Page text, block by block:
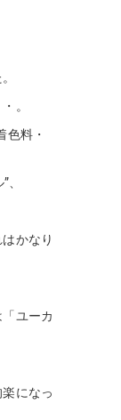
。
色料・
、
かなり
ユーカ
になっ